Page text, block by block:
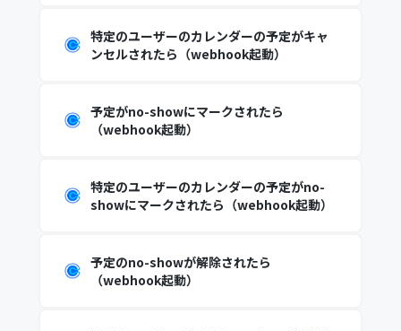
特定のユーザーのカレンダーの予定がキャ
ンセルされたら（webhook起動）
予定がno-showにマークされたら
（webhook起動）
特定のユーザーのカレンダーの予定がno-
showにマークされたら（webhook起動）
予定のno-showが解除されたら
（webhook起動）